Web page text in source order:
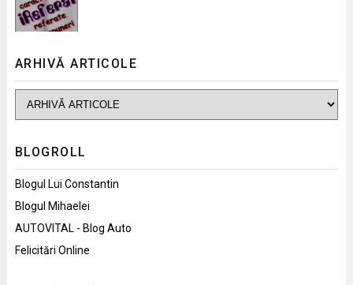
ARHIVĂ ARTICOLE
BLOGROLL
Blogul Lui Constantin
Blogul Mihaelei
AUTOVITAL - Blog Auto
Felicitări Online